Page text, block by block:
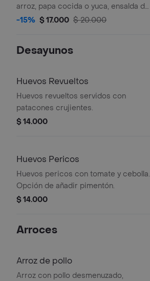
arroz, papa cocida o yuca, ensalda del
dia, granos y sopa.
-15% $ 17.000 $ 20.000
Desayunos
Huevos Revueltos
Huevos revueltos servidos con
patacones crujientes.
$ 14.000
Huevos Pericos
Huevos pericos con tomate y cebolla.
Opción de añadir pimentón.
$ 14.000
Arroces
Arroz de pollo
Arroz con pollo desmenuzado,